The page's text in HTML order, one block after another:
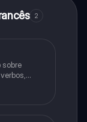
2
sobre
alunos do